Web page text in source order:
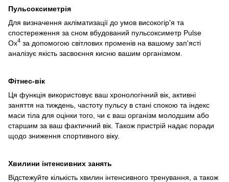
Пульсоксиметрія
Для визначення акліматизації до умов високогір'я та
спостереження за сном вбудований пульсоксиметр Pulse
Ox4 за допомогою світлових променів на вашому зап'ясті
аналізує якість засвоєння кисню вашим організмом.
Фітнес-вік
Ця функція використовує ваш хронологічний вік, активні
заняття на тиждень, частоту пульсу в стані спокою та індекс
маси тіла для оцінки того, чи є ваш організм молодшим або
старшим за ваш фактичний вік. Також пристрій надає поради
щодо зниження спортивного віку.
Хвилини інтенсивних занять
Відстежуйте кількість хвилин інтенсивного тренування, а також